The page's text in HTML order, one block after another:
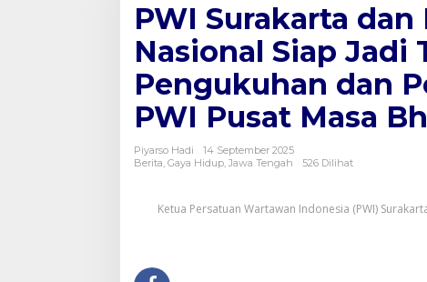
dan
Monumen
Pers
Nasional
Siap
Jadi
Tuan
Rumah
Pengukuhan
dan
PWI
PWI Surakarta
Nasional Siap Jadi
Pengukuhan dan
PWI Pusat Masa
Piyarso Hadi
14 September 2025
Berita, Gaya Hidup, Jawa Tengah 526 Dilihat
Ketua Persatuan Wartawan Indonesia (PWI)